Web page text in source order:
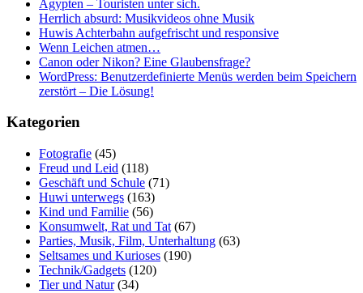
Ägypten – Touristen unter sich.
Herrlich absurd: Musikvideos ohne Musik
Huwis Achterbahn aufgefrischt und responsive
Wenn Leichen atmen…
Canon oder Nikon? Eine Glaubensfrage?
WordPress: Benutzerdefinierte Menüs werden beim Speichern
zerstört – Die Lösung!
Kategorien
Fotografie (45)
Freud und Leid (118)
Geschäft und Schule (71)
Huwi unterwegs (163)
Kind und Familie (56)
Konsumwelt, Rat und Tat (67)
Parties, Musik, Film, Unterhaltung (63)
Seltsames und Kurioses (190)
Technik/Gadgets (120)
Tier und Natur(34)